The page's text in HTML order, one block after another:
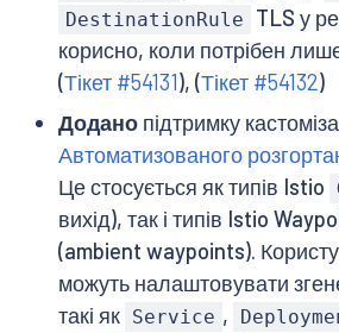
DestinationRule TLS у
корисно, коли потрібен
(Тікет #54131), (Тікет #54132)
Доданопідтримку
Автоматизованого
Це стосується як типів Istio
вихід), так і типів Istio
(ambient waypoints).
можуть налаштовувати
такі як Service ,